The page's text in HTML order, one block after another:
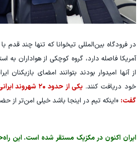
در فرودگاه بین‌المللی تیخوانا که تنها چند قدم
آمریکا فاصله دارد، گروه کوچکی از هواداران به
از آنها امیدوار بودند بتوانند امضای بازیکنان
خود دریافت کنند.
یکی از حدود ۲۰
گفت: «اینکه تیم در اینجا باشد خیلی امن‌تر از
ایران اکنون در مکزیک مستقر شده است. این